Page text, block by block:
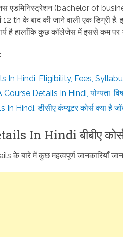
एडमिनिस्ट्रेशन (bachelor of
th के बाद की जाने वाली एक डिग्री है.
है हालाँकि कुछ कॉलेजेस में इससे कम पर
In Hindi, Eligibility, Fees,
Details In Hindi, योग्यता,
Hindi, डीसीए कंप्यूटर कोर्स क्या है
In Hindi बीबीए कोर्स
के बारे में कुछ महत्वपूर्ण जानकारियाँ